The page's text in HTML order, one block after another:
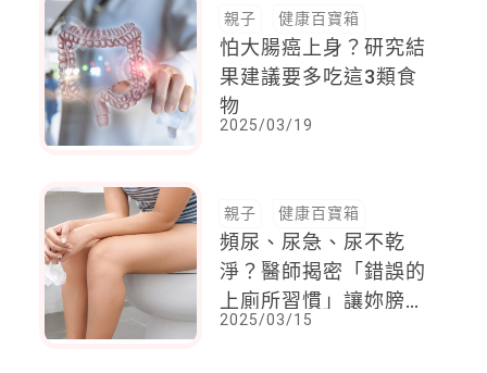
親子 健康百寶箱
怕大腸癌上身？研究結
果建議要多吃這3類食
物
2025/03/19
親子 健康百寶箱
頻尿、尿急、尿不乾
淨？醫師揭密「錯誤的
上廁所習慣」讓妳膀胱
越來越弱！
2025/03/15